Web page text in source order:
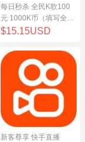
每日秒杀 全民K歌100
元 1000K币（填写全民
K歌号充值）
$15.15USD
新客尊享 快手直播